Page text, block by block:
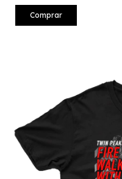
Comprar